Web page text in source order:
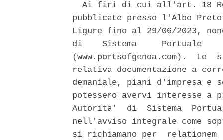
Ai fini di cui all'art. 18
pubblicate presso l'Albo
Ligure fino al 29/06/2023,
di    Sistema     Portuale
(www.portsofgenoa.com).
relativa documentazione a
demaniale, piani d'impresa
potessero avervi interesse
Autorita'  di  Sistema
nell'avviso integrale come
si richiamano per